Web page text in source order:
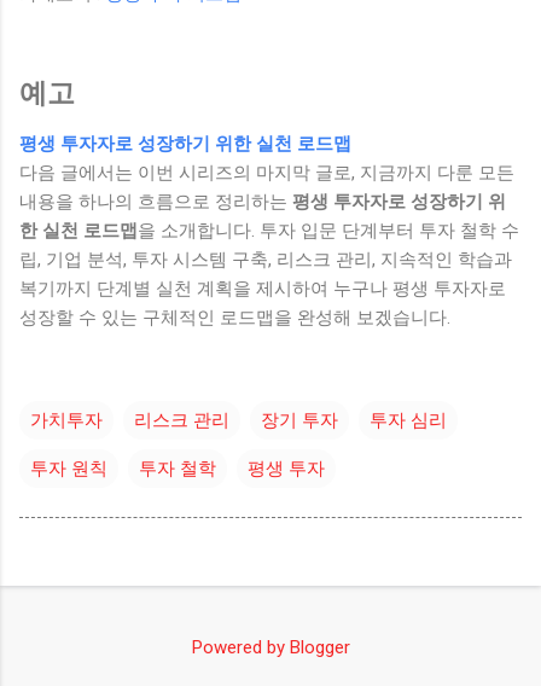
예고
평생 투자자로 성장하기 위한 실천 로드맵
다음 글에서는 이번 시리즈의 마지막 글로, 지금까지 다룬 모든
내용을 하나의 흐름으로 정리하는 평생 투자자로 성장하기 위
한 실천 로드맵 을 소개합니다. 투자 입문 단계부터 투자 철학 수
립, 기업 분석, 투자 시스템 구축, 리스크 관리, 지속적인 학습과
복기까지 단계별 실천 계획을 제시하여 누구나 평생 투자자로
성장할 수 있는 구체적인 로드맵을 완성해 보겠습니다.
가치투자 리스크 관리 장기 투자 투자 심리
투자 원칙 투자 철학 평생 투자
Powered by Blogger